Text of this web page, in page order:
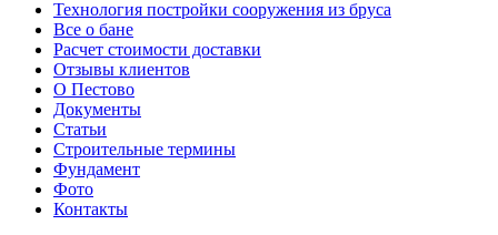
Технология постройки сооружения из бруса
Все о бане
Расчет стоимости доставки
Отзывы клиентов
О Пестово
Документы
Статьи
Строительные термины
Фундамент
Фото
Контакты